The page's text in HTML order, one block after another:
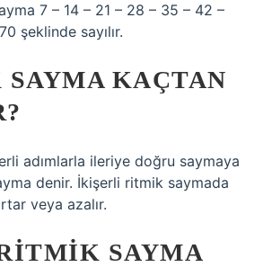
7 – 14 – 21 – 28 – 35 – 42 –
şeklinde sayılır.
KAÇTAN
adımlarla ileriye doğru saymaya
denir. İkişerli ritmik saymada
veya azalır.
SAYMA